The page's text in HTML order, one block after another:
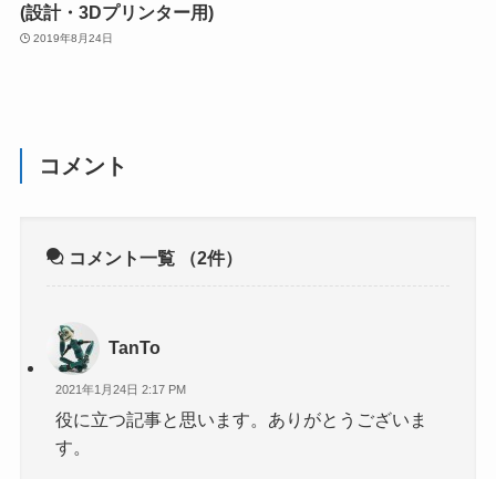
(設計・3Dプリンター用)
2019年8月24日
コメント
コメント一覧 （2件）
TanTo
2021年1月24日 2:17 PM
役に立つ記事と思います。ありがとうございま
す。